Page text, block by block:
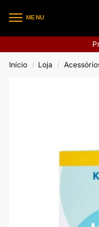
MENU
Início / Loja /